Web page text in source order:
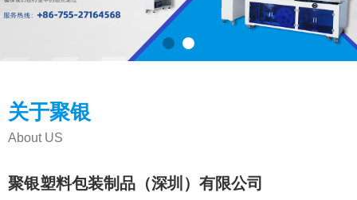
聚银塑料包装制品（深圳）有限公司
关于聚银
About US